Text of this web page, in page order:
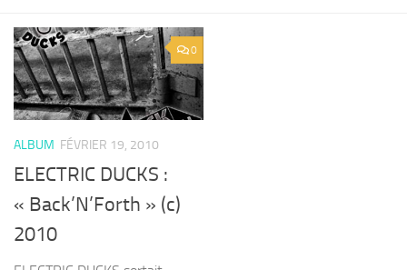
0
ALBUM FÉVRIER 19, 2010
ELECTRIC DUCKS :
« Back’N’Forth » (c)
2010